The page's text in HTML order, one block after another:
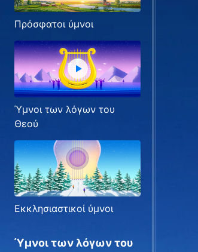
Πρόσφατοι ύμνοι
Ύμνοι των λόγων του
Θεού
Εκκλησιαστικοί ύμνοι
Ύμνοι των λόγων του